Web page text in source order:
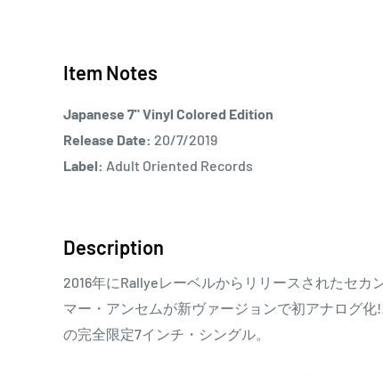
Item Notes
Japanese 7" Vinyl Colored Edition
Release Date: 20/7/2019
Label: Adult Oriented Records
Description
2016年にRallyeレーベルからリリースされたセカ
マー・アンセムが新ヴァージョンで初アナログ
の完全限定7インチ・シングル。